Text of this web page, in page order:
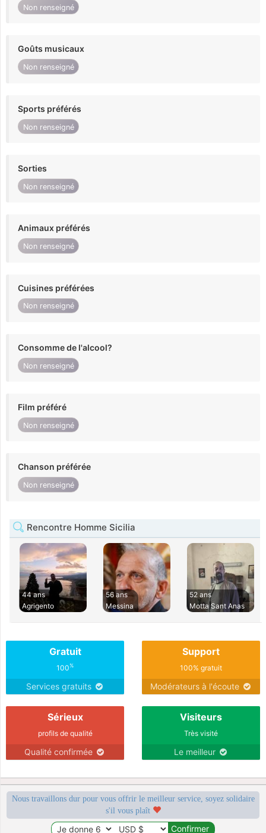
Non renseigné
Goûts musicaux
Non renseigné
Sports préférés
Non renseigné
Sorties
Non renseigné
Animaux préférés
Non renseigné
Cuisines préférées
Non renseigné
Consomme de l'alcool?
Non renseigné
Film préféré
Non renseigné
Chanson préférée
Non renseigné
Rencontre Homme Sicilia
44 ans
Agrigento
56 ans
Messina
52 ans
Motta Sant Anas
Gratuit
100%
Services gratuits
Support
100% gratuit
Modérateurs à l'écoute
Sérieux
profils de qualité
Qualité confirmée
Visiteurs
Très visité
Le meilleur
Nous travaillons dur pour vous offrir le meilleur service, soyez solidaire
s'il vous plaît